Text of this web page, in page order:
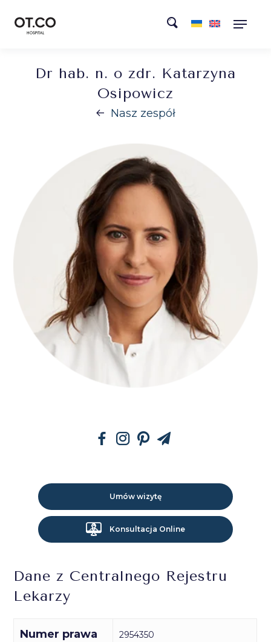
Dr hab. n. o zdr. Katarzyna
Osipowicz
Nasz zespół
Dane z Centralnego Rejestru
Lekarzy
Numer prawa
2954350
Umów wizytę
Konsultacja Online